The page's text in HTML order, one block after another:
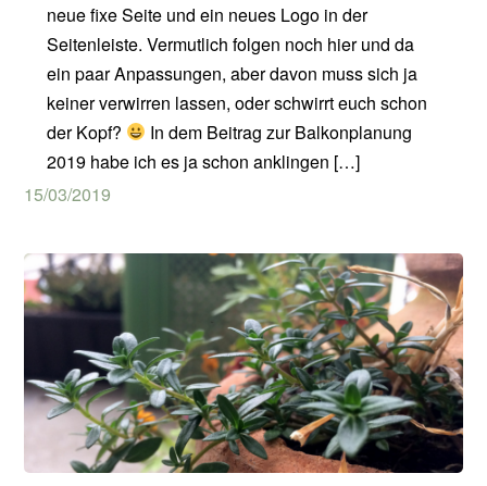
neue fixe Seite und ein neues Logo in der
Seitenleiste. Vermutlich folgen noch hier und da
ein paar Anpassungen, aber davon muss sich ja
keiner verwirren lassen, oder schwirrt euch schon
der Kopf?
In dem Beitrag zur Balkonplanung
2019 habe ich es ja schon anklingen […]
15/03/2019